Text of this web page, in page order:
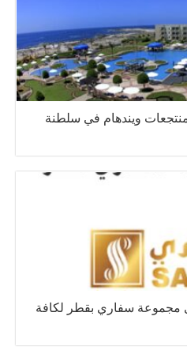
ويندهام في سلطنة
مجموعة سفاري بقطر لكافة